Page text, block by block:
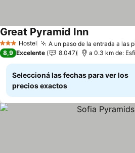
3 EstrellasHostel A un paso de la entrada a las
Great Pyramid InnVer precios
8,9 Excelente 8.047 a 0.3 km de:
Seleccioná las fechas para ver los
precios exactos